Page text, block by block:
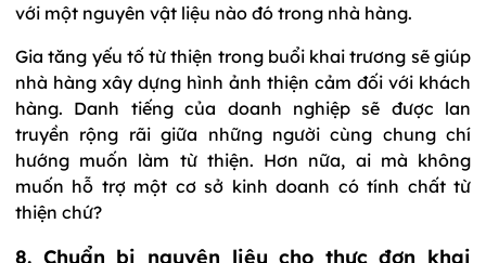
với một nguyên vật liệu nào đó trong nhà hàng.
Gia tăng yếu tố từ thiện trong buổi khai trương sẽ giúp
nhà hàng xây dựng hình ảnh thiện cảm đối với khách
hàng. Danh tiếng của doanh nghiệp sẽ được lan
truyền rộng rãi giữa những người cùng chung chí
hướng muốn làm từ thiện. Hơn nữa, ai mà không
muốn hỗ trợ một cơ sở kinh doanh có tính chất từ
thiện chứ?
8. Chuẩn bị nguyên liệu cho thực đơn khai